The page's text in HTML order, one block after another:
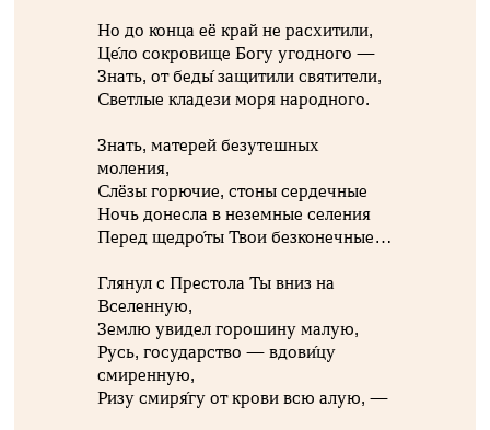
Но до конца её край не расхитили,
Це́ло сокровище Богу угодного —
Знать, от беды́ защитили святители,
Светлые кладези моря народного.
Знать, матерей безутешных
моления,
Слёзы горючие, стоны сердечные
Ночь донесла в неземные селения
Перед щедро́ты Твои безконечные…
Глянул с Престола Ты вниз на
Вселенную,
Землю увидел горошину малую,
Русь, государство — вдови́цу
смиренную,
Ризу смиря́гу от крови всю алую, —